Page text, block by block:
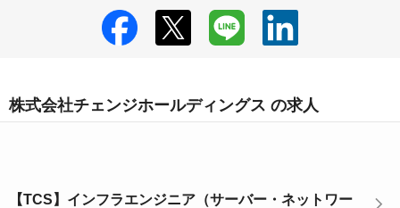
株式会社チェンジホールディングス の求人
【TCS】インフラエンジニア（サーバー・ネットワー